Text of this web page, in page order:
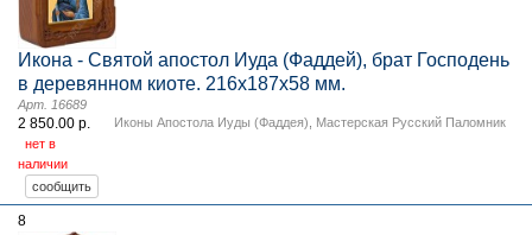
Икона - Святой апостол Иуда (Фаддей), брат Господень
в деревянном киоте. 216х187х58 мм.
Иконы Апостола Иуды (Фаддея) Мастерская Русский Паломник
Арт. 16689
2 850.00 р.
нет в
наличии
8